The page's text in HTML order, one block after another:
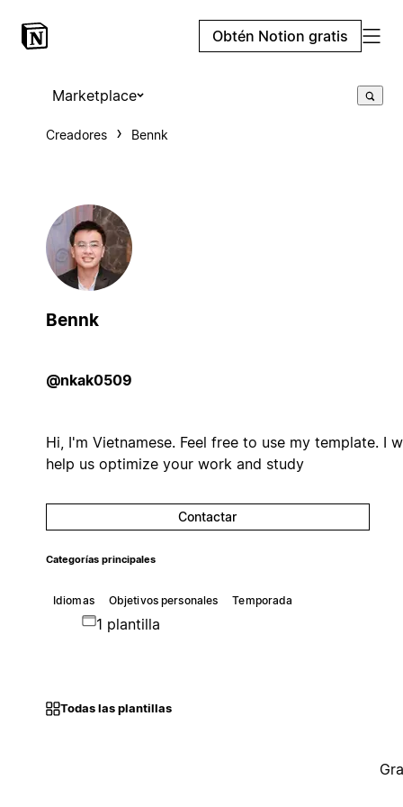
Obtén Notion gratis
Marketplace
Creadores Bennk
Bennk
@nkak0509
Hi, I'm Vietnamese. Feel free to use my template. I
help us optimize your work and study
Contactar
Categorías principales
Idiomas Objetivos personales Temporada
1 plantilla
Todas las plantillas